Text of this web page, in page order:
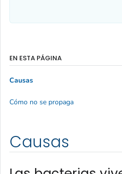
Causas
EN ESTA PÁGINA
Causas
Cómo no se propaga